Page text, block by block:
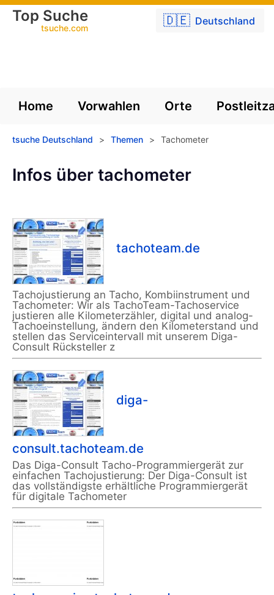
🇩🇪 Deutschland
Top Suche
tsuche.com
Home Vorwahlen Orte
tsuche Deutschland > Themen > Tachometer
Infos über tachometer
tachoteam.de
Tachojustierung an Tacho, Kombiinstrument und
Tachometer: Wir als TachoTeam-Tachoservice
justieren alle Kilometerzähler, digital und analog-
Tachoeinstellung, ändern den Kilometerstand und
stellen das Serviceintervall mit unserem Diga-
Consult Rücksteller z
diga-
consult.tachoteam.de
Das Diga-Consult Tacho-Programmiergerät zur
einfachen Tachojustierung: Der Diga-Consult ist
das vollständigste erhältliche Programmiergerät
für digitale Tachometer